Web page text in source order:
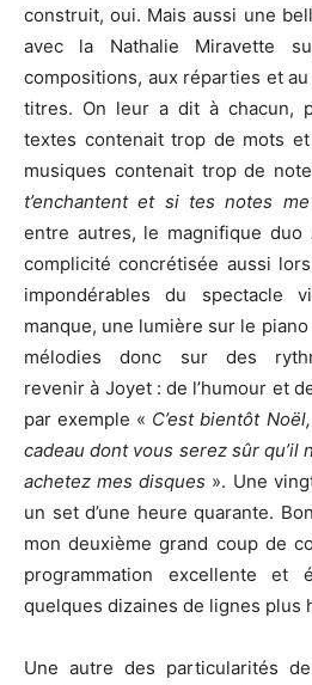
construit, oui. Mais aussi une
avec la Nathalie Miravette
compositions, aux réparties et
titres. On leur a dit à chacun,
textes contenait trop de mots
musiques contenait trop de
t’enchantent et si tes notes
entre autres, le magnifique duo
complicité concrétisée aussi
impondérables du spectacle
manque, une lumière sur le
mélodies donc sur des
revenir à Joyet : de l’humour et
par exemple « C’est bientôt
cadeau dont vous serez sûr qu’il
achetez mes disques ». Une
un set d’une heure quarante.
mon deuxième grand coup de
programmation excellente et
quelques dizaines de lignes plus
Une autre des particularités